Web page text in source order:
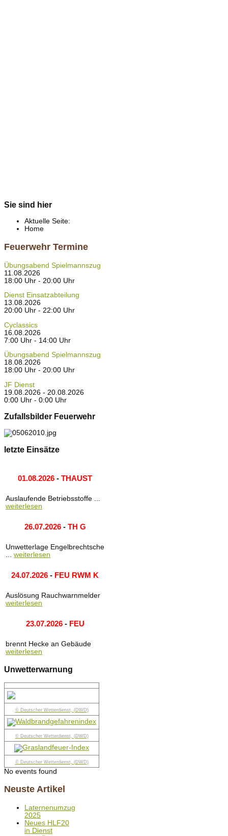
Sie sind hier
Aktuelle Seite:
Home
Feuerwehr Termine
Übungsabend Spielmannszug
11.08.2026
18:00 Uhr - 20:00 Uhr
Dienst Einsatzabteilung
13.08.2026
20:00 Uhr - 22:00 Uhr
Cyclassics
16.08.2026
7:00 Uhr - 14:00 Uhr
Übungsabend Spielmannszug
18.08.2026
18:00 Uhr - 20:00 Uhr
JF Dienst
19.08.2026 - 20.08.2026
0:00 Uhr - 0:00 Uhr
Zufallsbilder Feuerwehr
letzte Einsätze
01.08.2026 - THAUST
Auslaufende Betriebsstoffe ...
weiterlesen
26.07.2026- TH G
Unwetterlage Engelbrechtsche
... weiterlesen
24.07.2026 - FEU RWM K
Auslösung Rauchwarnmelder
weiterlesen
23.07.2026- FEU
brennt Hecke an Gebäude
weiterlesen
Unwetterwarnung
© Deutscher Wetterdienst, (DWD)
© Deutscher Wetterdienst, (DWD)
© Deutscher Wetterdienst, (DWD)
No events found
Neuste Artikel
Laternenumzug
2025
Neues HLF20
in Dienst